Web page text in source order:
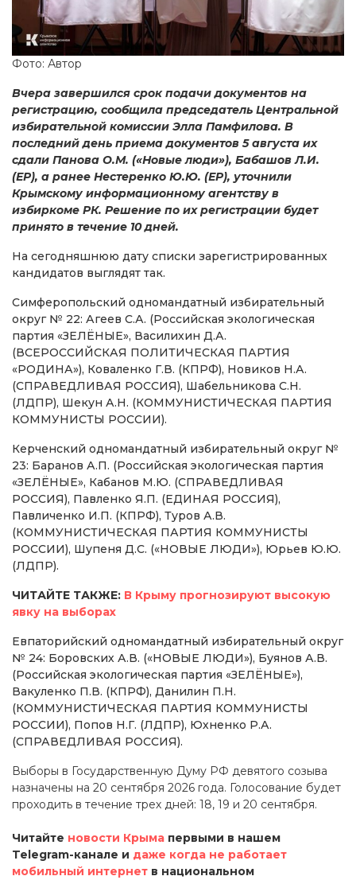
Фото: Автор
Вчера завершился срок подачи документов на
регистрацию, сообщила председатель Центральной
избирательной комиссии Элла Памфилова. В
последний день приема документов 5 августа их
сдали Панова О.М. («Новые люди»), Бабашов Л.И.
(ЕР), а ранее Нестеренко Ю.Ю. (ЕР), уточнили
Крымскому информационному агентству в
избиркоме РК. Решение по их регистрации будет
принято в течение 10 дней.
На сегодняшнюю дату списки зарегистрированных
кандидатов выглядят так.
Симферопольский одномандатный избирательный
округ № 22: Агеев С.А. (Российская экологическая
партия «ЗЕЛЁНЫЕ», Василихин Д.А.
(ВСЕРОССИЙСКАЯ ПОЛИТИЧЕСКАЯ ПАРТИЯ
«РОДИНА»), Коваленко Г.В. (КПРФ), Новиков Н.А.
(СПРАВЕДЛИВАЯ РОССИЯ), Шабельникова С.Н.
(ЛДПР), Шекун А.Н. (КОММУНИСТИЧЕСКАЯ ПАРТИЯ
КОММУНИСТЫ РОССИИ).
Керченский одномандатный избирательный округ №
23: Баранов А.П. (Российская экологическая партия
«ЗЕЛЁНЫЕ», Кабанов М.Ю. (СПРАВЕДЛИВАЯ
РОССИЯ), Павленко Я.П. (ЕДИНАЯ РОССИЯ),
Павличенко И.П. (КПРФ), Туров А.В.
(КОММУНИСТИЧЕСКАЯ ПАРТИЯ КОММУНИСТЫ
РОССИИ), Шупеня Д.С. («НОВЫЕ ЛЮДИ»), Юрьев Ю.Ю.
(ЛДПР).
ЧИТАЙТЕ ТАКЖЕ: В Крыму прогнозируют высокую
явку на выборах
Евпаторийский одномандатный избирательный округ
№ 24: Боровских А.В. («НОВЫЕ ЛЮДИ»), Буянов А.В.
(Российская экологическая партия «ЗЕЛЁНЫЕ»),
Вакуленко П.В. (КПРФ), Данилин П.Н.
(КОММУНИСТИЧЕСКАЯ ПАРТИЯ КОММУНИСТЫ
РОССИИ), Попов Н.Г. (ЛДПР), Юхненко Р.А.
(СПРАВЕДЛИВАЯ РОССИЯ).
Выборы в Государственную Думу РФ девятого созыва
назначены на 20 сентября 2026 года. Голосование будет
проходить в течение трех дней: 18, 19 и 20 сентября.
Читайте новости Крыма первыми в нашем
Telegram-канале и даже когда не работает
мобильный интернет в национальном